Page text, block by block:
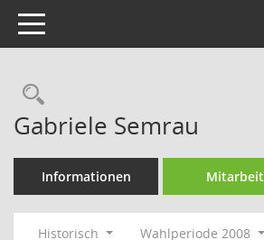
Toggle navigation
Rechercheauswahl
Gabriele Semrau
Informationen Mitarbeit
Historisch Wahlperiode 2008